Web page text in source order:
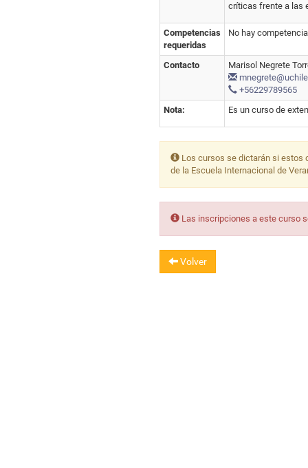
críticas frente a las
Competencias
requeridas
No hay
Contacto
Marisol Negrete
+56229789565
Nota:
Es un curso de
Los cursos se dictarán si estos
de la Escuela Internacional de
Las inscripciones a este curso
Volver